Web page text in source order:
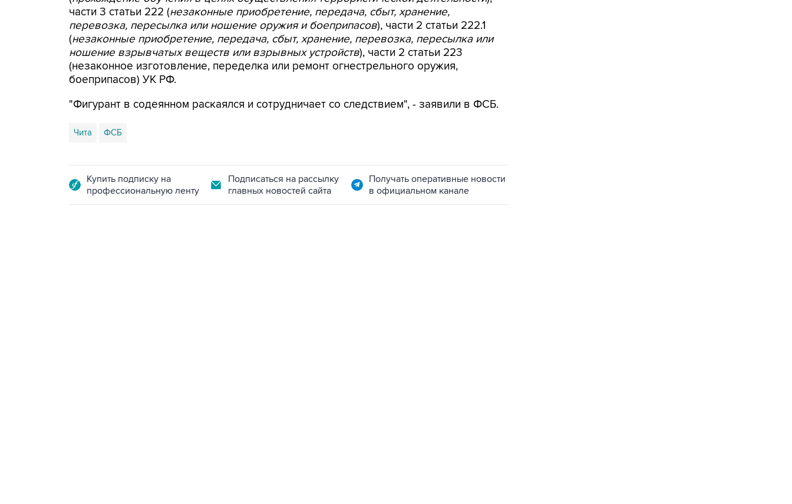
части 3 статьи 222 (незаконные приобретение, передача, сбыт, хранение,
перевозка, пересылка или ношение оружия и боеприпасов), части 2 статьи 222.1
(незаконные приобретение, передача, сбыт, хранение, перевозка, пересылка или
ношение взрывчатых веществ или взрывных устройств), части 2 статьи 223
(незаконное изготовление, переделка или ремонт огнестрельного оружия,
боеприпасов) УК РФ.
"Фигурант в содеянном раскаялся и сотрудничает со следствием", - заявили в ФСБ.
Чита ФСБ
Купить подписку на
профессиональную ленту
Подписаться на рассылку
главных новостей сайта
Получать оперативные новости
в официальном канале